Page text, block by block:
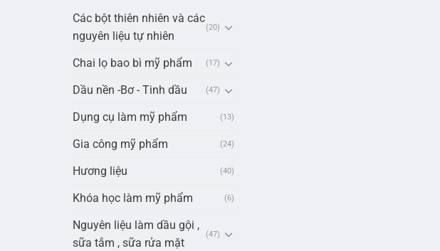
Các bột thiên nhiên và các
nguyên liệu tự nhiên
(20)
Chai lọ bao bì mỹ phẩm (17)
Dầu nền -Bơ - Tinh dầu (47)
Dụng cụ làm mỹ phẩm (13)
Gia công mỹ phẩm (24)
Hương liệu (40)
Khóa học làm mỹ phẩm (6)
Nguyên liệu làm dầu gội ,
sữa tắm , sữa rửa mặt
(47)